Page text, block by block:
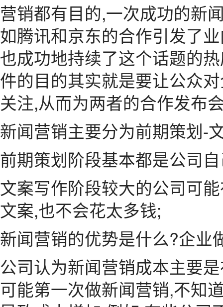
营销都有目的,一次成功的新
如腾讯和京东的合作引发了
也成功地持续了这个话题的
件的目的其实就是要让公众
关注,从而为两者的合作发布
新闻营销主要分为前期策划-
前期策划阶段基本都是公司
文案写作阶段较大的公司可
文案,也不会花太多钱;
新闻营销的优势是什么?企业
公司认为新闻营销成本主要
可能第一次做新闻营销,不知